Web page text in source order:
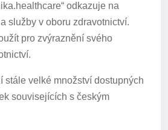
odkazuje na
služby v oboru zdravotnictví.
pro zvýraznění svého
stále velké množství dostupných
souvisejících s českým